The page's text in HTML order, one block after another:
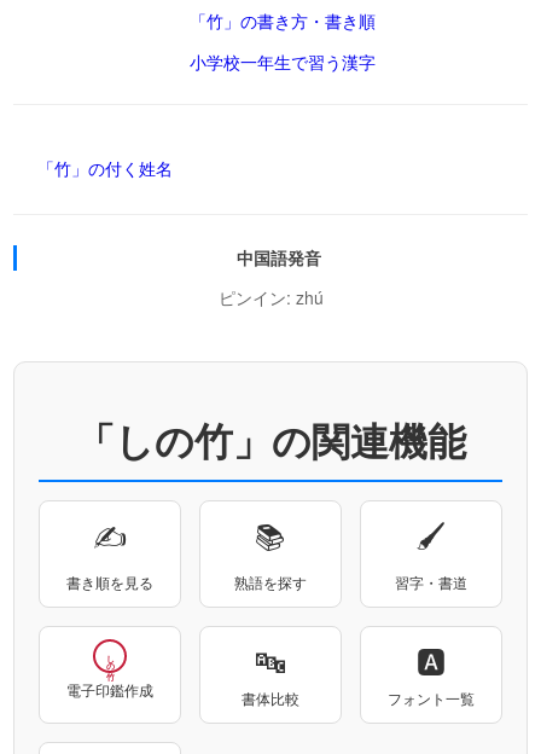
「竹」の書き方・書き順
小学校一年生で習う漢字
「竹」の付く姓名
中国語発音
ピンイン: zhú
「しの竹」の関連機能
✍
書き順を見る
📚
熟語を探す
🖌
習字・書道
しの竹
電子印鑑作成
🔤
書体比較
🅰
フォント一覧